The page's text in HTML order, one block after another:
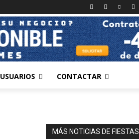
USUARIOS CONTACTAR
MÁS NOTICIAS DE FIESTAS